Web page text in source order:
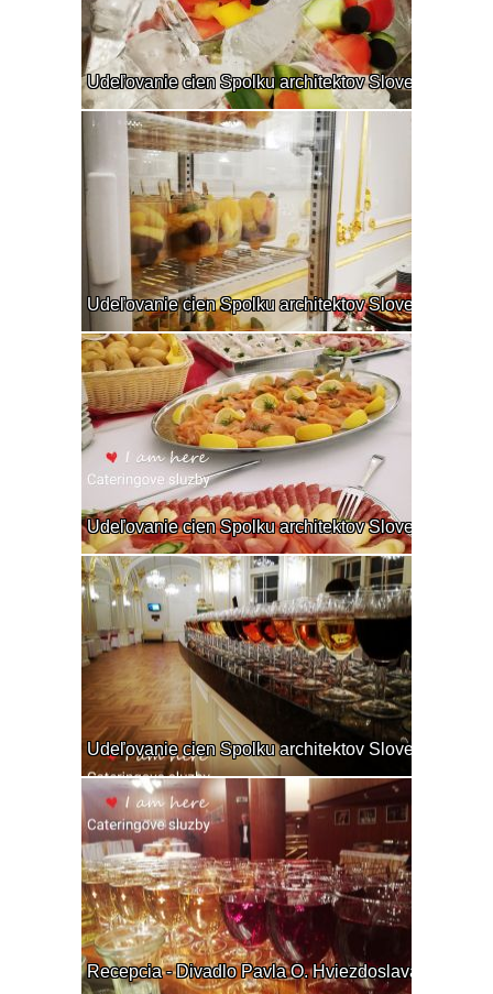
Udeľovanie cien Spolku architektov Slovenska
Udeľovanie cien Spolku architektov Slovenska
Udeľovanie cien Spolku architektov Slovenska
Udeľovanie cien Spolku architektov Slovenska
Recepcia - Divadlo Pavla O. Hviezdoslava